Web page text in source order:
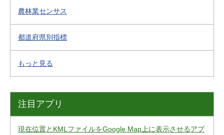
農林業センサス
都道府県別指標
もっと見る
注目アプリ
現在位置とKMLファイルをGoogle Map上に表示させるアプ